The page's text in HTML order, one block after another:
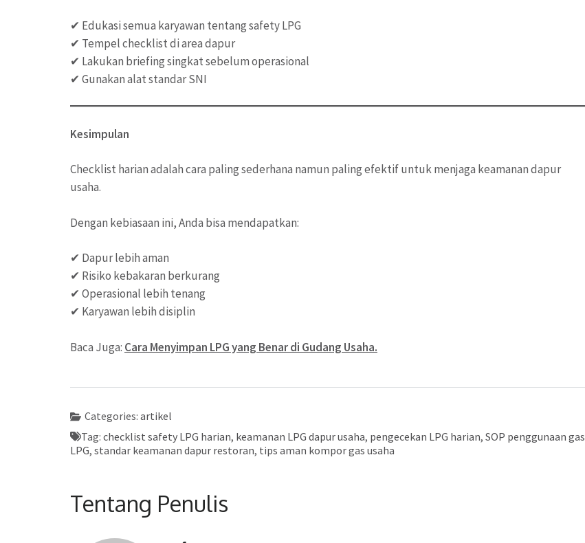
✔ Edukasi semua karyawan tentang safety LPG
✔ Tempel checklist di area dapur
✔ Lakukan briefing singkat sebelum operasional
✔ Gunakan alat standar SNI
Kesimpulan
Checklist harian adalah cara paling sederhana namun paling efektif untuk menjaga keamanan dapur
usaha.
Dengan kebiasaan ini, Anda bisa mendapatkan:
✔ Dapur lebih aman
✔ Risiko kebakaran berkurang
✔ Operasional lebih tenang
✔ Karyawan lebih disiplin
Baca Juga: Cara Menyimpan LPG yang Benar di Gudang Usaha.
Categories: artikel
Tag: checklist safety LPG harian, keamanan LPG dapur usaha, pengecekan LPG harian, SOP penggunaan gas
LPG, standar keamanan dapur restoran, tips aman kompor gas usaha
Tentang Penulis